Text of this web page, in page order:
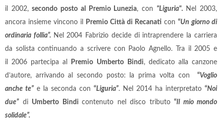
il 2002,secondo posto al Premio Lunezia, con "Liguria". Nel 2003,
ancora insieme vincono il
Premio Città di Recanati con “Un giorno di
ordinaria follia”. Nel 2004 Fabrizio decide di intraprendere la carriera
da solista continuando a scrivere con Paolo Agnello. Tra il 2005 e
il 2006 partecipa al
Premio Umberto Bindi, dedicato alla canzone
d’autore, arrivando al secondo posto: la prima volta con “Voglio
anche te” e la seconda con “Liguria”. Nel 2014 ha interpretato “Noi
due” di Umberto Bindi contenuto nel disco tributo “Il mio mondo
solidale”.